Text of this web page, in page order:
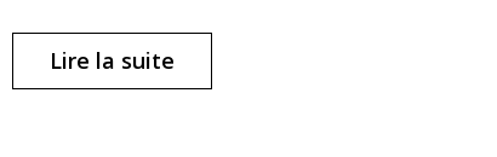
Lire la suite